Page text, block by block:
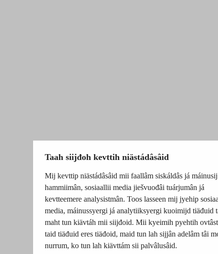
Taah siijđoh kevttih niästádâsâid
Mij kevttip niästádâsâid mii faallâm siskáldâs já máinusij
hammiimân, sosiaallii media jiešvuođâi tuárjumân já
kevtteemere analysistmân. Toos lasseen mij jyehip
media, máinussyergi já analytiiksyergi kuoimijd tiäđuid
maht tun kiävtáh mii siijđoid. Mii kyeimih pyehtih
taid tiäđuid eres tiäđoid, maid tun lah sijjân adelâm tâi
nurrum, ko tun lah kiävttám sii palvâlusâid.